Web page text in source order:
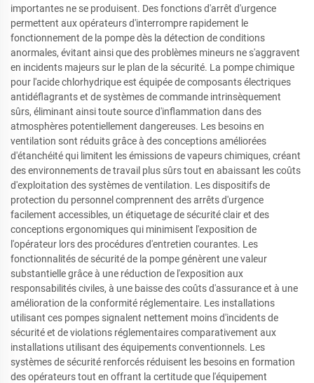
importantes ne se produisent. Des fonctions d'arrêt d'urgence
permettent aux opérateurs d'interrompre rapidement le
fonctionnement de la pompe dès la détection de conditions
anormales, évitant ainsi que des problèmes mineurs ne s'aggravent
en incidents majeurs sur le plan de la sécurité. La pompe chimique
pour l'acide chlorhydrique est équipée de composants électriques
antidéflagrants et de systèmes de commande intrinsèquement
sûrs, éliminant ainsi toute source d'inflammation dans des
atmosphères potentiellement dangereuses. Les besoins en
ventilation sont réduits grâce à des conceptions améliorées
d'étanchéité qui limitent les émissions de vapeurs chimiques, créant
des environnements de travail plus sûrs tout en abaissant les coûts
d'exploitation des systèmes de ventilation. Les dispositifs de
protection du personnel comprennent des arrêts d'urgence
facilement accessibles, un étiquetage de sécurité clair et des
conceptions ergonomiques qui minimisent l'exposition de
l'opérateur lors des procédures d'entretien courantes. Les
fonctionnalités de sécurité de la pompe génèrent une valeur
substantielle grâce à une réduction de l'exposition aux
responsabilités civiles, à une baisse des coûts d'assurance et à une
amélioration de la conformité réglementaire. Les installations
utilisant ces pompes signalent nettement moins d'incidents de
sécurité et de violations réglementaires comparativement aux
installations utilisant des équipements conventionnels. Les
systèmes de sécurité renforcés réduisent les besoins en formation
des opérateurs tout en offrant la certitude que l'équipement